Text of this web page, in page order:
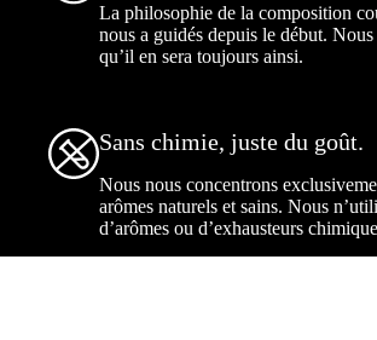
La philosophie de la composition
nous a guidés depuis le début. Nous
qu’il en sera toujours ainsi.
Sans chimie, juste du goût.
Nous nous concentrons
arômes naturels et sains. Nous
d’arômes ou d’exhausteurs